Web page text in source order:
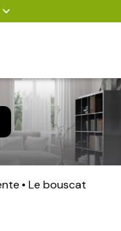
Le bouscat